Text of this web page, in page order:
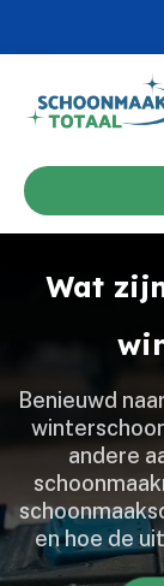
Wat
Benieuwd
andere
en hoe de